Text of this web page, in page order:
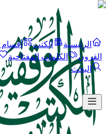
الرئيسية الكتب أقسام
القرون
الكلمات المفتاحية
البحث